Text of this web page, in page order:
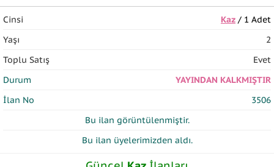
Cinsi Kaz/ 1 Adet
Yaşı
2
Toplu Satış
Evet
Durum
YAYINDAN KALKMIŞTIR
İlan No
3506
Bu ilan görüntülenmiştir.
Bu ilan üyelerimizden aldı.